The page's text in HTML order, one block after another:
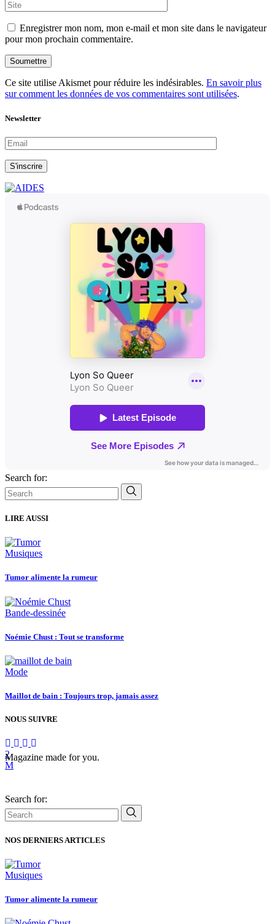
Enregistrer mon nom, mon e-mail et mon site dans le navigateur
pour mon prochain commentaire.
Soumettre
Ce site utilise Akismet pour réduire les indésirables. En savoir plus
sur comment les données de vos commentaires sont utilisées.
Newsletter
S'inscrire
Search for:
LIRE AUSSI
Musiques
Tumor alimente la rumeur
Bande-dessinée
Noémie Chust : Tout se transforme
Mode
Maillot de bain : Toujours trop, jamais assez
NOUS SUIVRE
Magazine made for you.
Search for:
NOS DERNIERS ARTICLES
Musiques
Tumor alimente la rumeur